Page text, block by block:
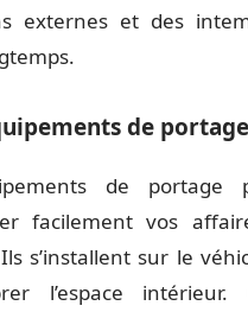
externes et des
de portage
de portage
facilement vos
s’installent sur le
l’espace